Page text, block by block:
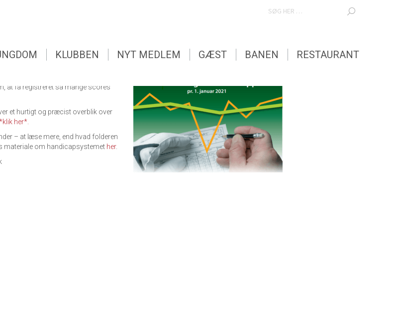
SEARCH:
KLUBBEN NYT MEDLEM GÆST BANEN RESTAURANT
at få registreret så mange scores
et hurtigt og præcist overblik over
her*.
– at læse mere, end hvad folderen
materiale om handicapsystemet her.